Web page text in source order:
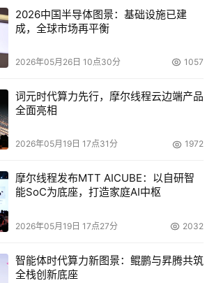
。
电
在
不
同
载
的
供
电
率
技术,能够在有效保障机房供电安全前提
率,实现快速、精准的功耗封顶操作。它
2026中国半导体图景：基础设施已建
成，全球市场再平衡
2026年05月26日 10点30分 1057
词元时代算力先行，摩尔线程云边端产品
全面亮相
2026年05月19日 17点31分 1972
摩尔线程发布MTT AICUBE：以自研智
能SoC为底座，打造家庭AI中枢
2026年05月19日 17点27分 2032
智能体时代算力新图景：鲲鹏与昇腾共筑
全栈创新底座